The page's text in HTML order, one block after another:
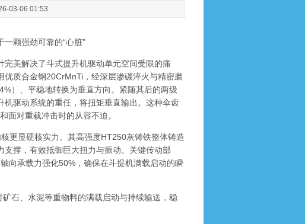
03-06 01:53
一颗强劲可靠的“心脏”
美解决了斗式提升机驱动单元空间受限的痛
质合金钢20CrMnTi，经深层渗碳淬火与精密磨
）、平稳地转换为垂直方向。紧随其后的两级
驱动系统的重任，将扭矩垂直输出。这种伞齿
面对重载冲击时的从容不迫。
更显硬核实力。其高强度HT250灰铸铁整体铸造
撑，有效抵御巨大扭力与振动。关键传动部
向承载力强化50%，确保在斗提机满载启动的瞬
、水泥等重物料的满载启动与持续输送，稳